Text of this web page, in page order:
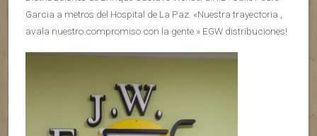
Garcia a metros del Hospital de La Paz. «Nuestra trayectoria ,
avala nuestro compromiso con la gente » EGW distribuciones!